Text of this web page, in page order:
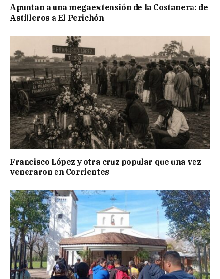
Apuntan a una megaextensión de la Costanera: de
Astilleros a El Perichón
Francisco López y otra cruz popular que una vez
veneraron en Corrientes